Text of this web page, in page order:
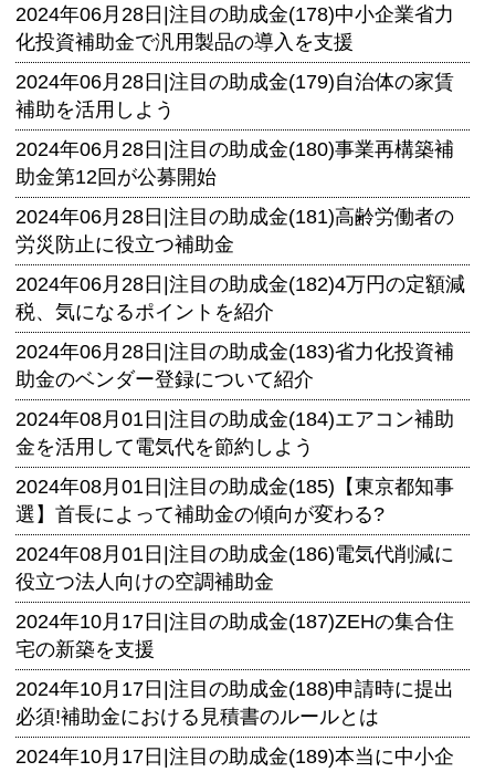
2024年06月28日| 注目の助成金(178)中小企業省力
化投資補助金で汎用製品の導入を支援
2024年06月28日| 注目の助成金(179)自治体の家賃
補助を活用しよう
2024年06月28日| 注目の助成金(180)事業再構築補
助金第12回が公募開始
2024年06月28日| 注目の助成金(181)高齢労働者の
労災防止に役立つ補助金
2024年06月28日| 注目の助成金(182)4万円の定額減
税、気になるポイントを紹介
2024年06月28日| 注目の助成金(183)省力化投資補
助金のベンダー登録について紹介
2024年08月01日| 注目の助成金(184)エアコン補助
金を活用して電気代を節約しよう
2024年08月01日| 注目の助成金(185)【東京都知事
選】首長によって補助金の傾向が変わる?
2024年08月01日| 注目の助成金(186)電気代削減に
役立つ法人向けの空調補助金
2024年10月17日| 注目の助成金(187)ZEHの集合住
宅の新築を支援
2024年10月17日| 注目の助成金(188)申請時に提出
必須!補助金における見積書のルールとは
2024年10月17日| 注目の助成金(189)本当に中小企